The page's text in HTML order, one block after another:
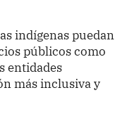
indígenas puedan
públicos como
entidades
más inclusiva y